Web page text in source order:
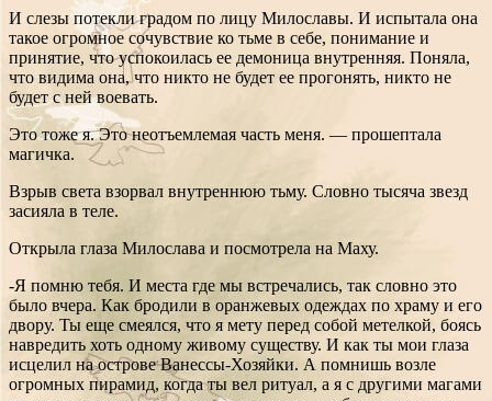
И слезы потекли градом по лицу Милославы. И испытала она
такое огромное сочувствие ко тьме в себе, понимание и
принятие, что успокоилась ее демоница внутренняя. Поняла,
что видима она, что никто не будет ее прогонять, никто не
будет с ней воевать.
Это тоже я. Это неотъемлемая часть меня. — прошептала
магичка.
Взрыв света взорвал внутреннюю тьму. Словно тысяча звезд
засияла в теле.
Открыла глаза Милослава и посмотрела на Маху.
-Я помню тебя. И места где мы встречались, так словно это
было вчера. Как бродили в оранжевых одеждах по храму и его
двору. Ты еще смеялся, что я мету перед собой метелкой, боясь
навредить хоть одному живому существу. И как ты мои глаза
исцелил на острове Ванессы-Хозяйки. А помнишь возле
огромных пирамид, когда ты вел ритуал, а я с другими магами